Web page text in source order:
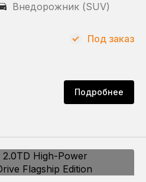
Внедорожник (SUV)
Подробнее
Под заказ